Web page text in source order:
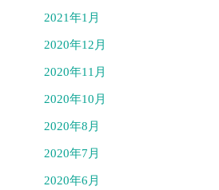
2021年1月
2020年12月
2020年11月
2020年10月
2020年8月
2020年7月
2020年6月